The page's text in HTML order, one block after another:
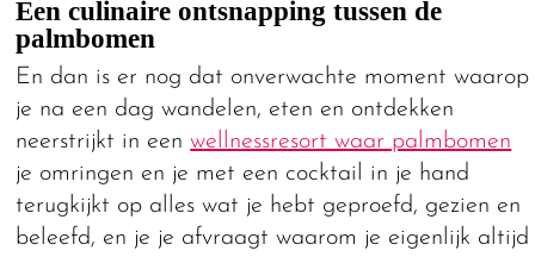
Een culinaire ontsnapping tussen de
palmbomen
En dan is er nog dat onverwachte moment waarop
je na een dag wandelen, eten en ontdekken
neerstrijkt in eenwellnessresort waar palmbomen
je omringen en je met een cocktail in je hand
terugkijkt op alles wat je hebt geproefd, gezien en
beleefd, en je je afvraagt waarom je eigenlijk altijd